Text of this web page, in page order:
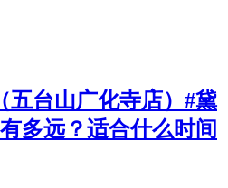
五台山广化寺店）#黛
多远？适合什么时间